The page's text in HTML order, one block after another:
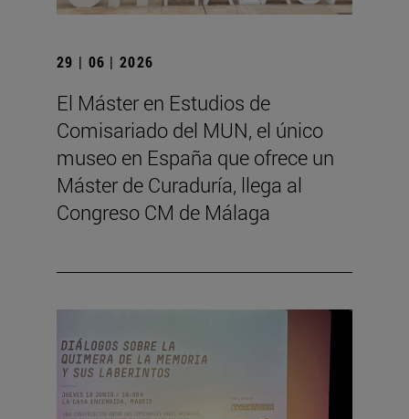
29 | 06 | 2026
El Máster en Estudios de
Comisariado del MUN, el único
museo en España que ofrece un
Máster de Curaduría, llega al
Congreso CM de Málaga